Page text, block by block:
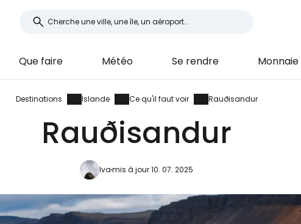
Que faire Météo Se rendre Monnaie
Destinations Islande Ce qu'il faut voir Rauðisandur
Rauðisandur
Ivamis à jour 10. 07. 2025